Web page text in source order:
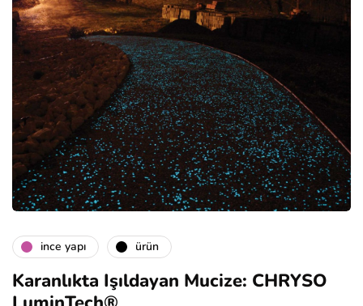
i̇nce yapı ürün
Karanlıkta Işıldayan Mucize: CHRYSO